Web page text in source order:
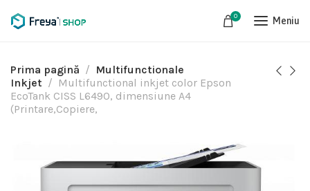
0 Meniu
Prima pagină
Multifunctionale
Inkjet
Multifunctional inkjet color Epson
EcoTank CISS L6490, dimensiune A4
(Printare,Copiere,